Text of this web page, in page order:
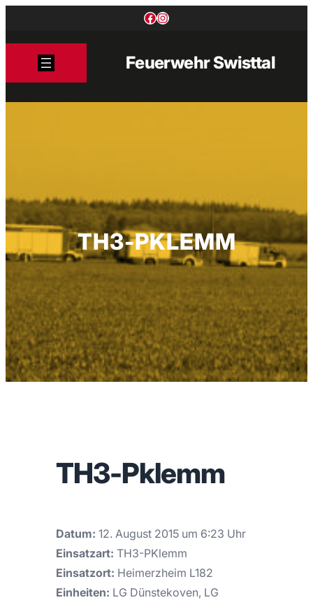
Facebook
Instagram
Feuerwehr Swisttal
TH3-PKLEMM
TH3-Pklemm
Datum: 12. August 2015 um 6:23 Uhr
Einsatzart: TH3-PKlemm
Einsatzort: Heimerzheim L182
Einheiten: LG Dünstekoven, LG